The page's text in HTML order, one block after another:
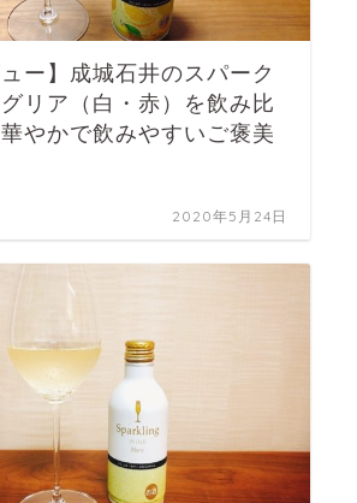
ュー】成城石井のスパーク
リア（白・赤）を飲み比
やかで飲みやすいご褒美
2020年5月24日